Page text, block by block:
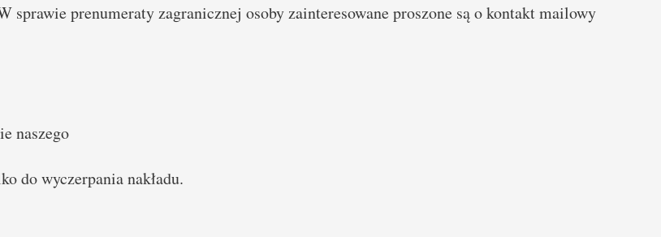
sprawie prenumeraty zagranicznej osoby zainteresowane proszone są o kontakt mailowy
naszego
do wyczerpania nakładu.